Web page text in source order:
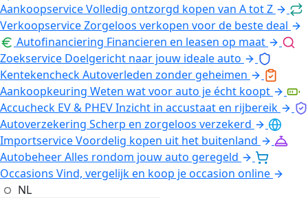
AankoopserviceVolledig ontzorgd kopen van A tot Z
VerkoopserviceZorgeloos verkopen voor de beste deal
Autofinanciering Financieren en leasen op maat
Zoekservice Doelgericht naar jouw ideale auto
KentekencheckAutoverleden zonder geheimen
Aankoopkeuring Weten wat voor auto je écht koopt
Accucheck EV & PHEVInzicht in accustaat en rijbereik
Autoverzekering Scherp en zorgeloos verzekerd
ImportserviceVoordelig kopen uit het buitenland
AutobeheerAlles rondom jouw auto geregeld
Occasions Vind, vergelijk en koop je occasion online
NL